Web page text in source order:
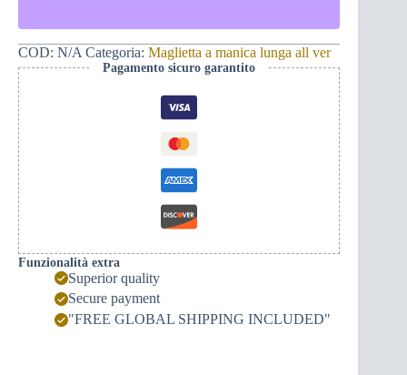
maniche
lunghe
da
uomo
è
il
montenegrino
(bianco/nero).
quantità
COD: N/A Categoria: Maglietta a manica lunga all ver
Pagamento sicuro garantito
Funzionalità extra
Superior quality
Secure payment
"FREE GLOBAL SHIPPING INCLUDED"